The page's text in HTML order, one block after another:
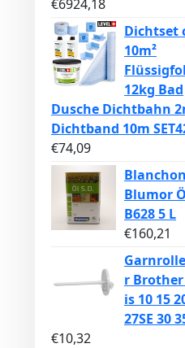
€6924,18
Dichtset
10m²
12kg Bad
Dusche Dichtbahn
Dichtband 10m
€74,09
Blanchon
Blumor
B628 5 L
€160,21
r
is 10 15
27SE 30
€10,32